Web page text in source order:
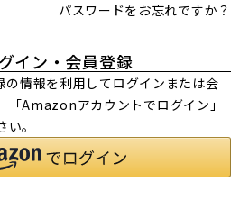
パスワードをお忘れですか？
イン・会員登録
情報を利用してログインまたは会
「Amazonアカウントでログイン」
。